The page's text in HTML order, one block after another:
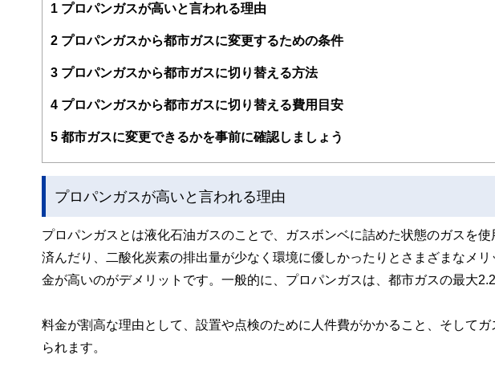
案から記事掲載まですべての工程に関わることで、読者目線のコンテンツを追求していま
FinancialFieldの特徴は、ファイナンシャルプランナー、弁護士、税理士、宅地建物取引
ー、公認会計士、社会保険労務士、行政書士、投資アナリスト、キャリアコンサルタン
と、読み応えのあるコンテンツと確かな情報発信を実現しています。
私たちは、快適でより良い生活のアイデアを提供するお金のコンシェルジュを目指します
1 プロパンガスが高いと言われる理由
2 プロパンガスから都市ガスに変更するための条件
3 プロパンガスから都市ガスに切り替える方法
4 プロパンガスから都市ガスに切り替える費用目安
5 都市ガスに変更できるかを事前に確認しましょう
プロパンガスが高いと言われる理由
プロパンガスとは液化石油ガスのことで、ガスボンベに詰めた状態のガスを
済んだり、二酸化炭素の排出量が少なく環境に優しかったりとさまざまなメ
金が高いのがデメリットです。一般的に、プロパンガスは、都市ガスの最大
料金が割高な理由として、設置や点検のために人件費がかかること、そして
られます。